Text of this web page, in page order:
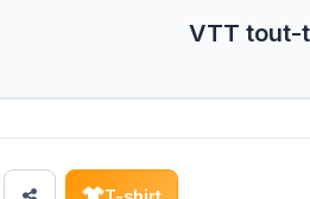
VTT tout-